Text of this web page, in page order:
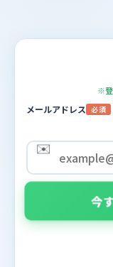
※
メールアドレス 必須
✉️
今